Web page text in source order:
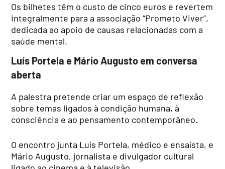
Os bilhetes têm o custo de cinco euros e revertem
integralmente para a associação “Prometo Viver”,
dedicada ao apoio de causas relacionadas com a
saúde mental.
Luís Portela e Mário Augusto em conversa
aberta
A palestra pretende criar um espaço de reflexão
sobre temas ligados à condição humana, à
consciência e ao pensamento contemporâneo.
O encontro junta Luís Portela, médico e ensaísta, e
Mário Augusto, jornalista e divulgador cultural